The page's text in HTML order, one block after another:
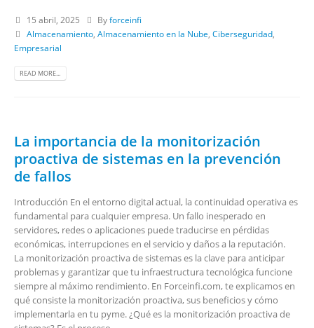
15 abril, 2025 Byforceinfi
Almacenamiento, Almacenamiento en la Nube Ciberseguridad,
Empresarial
READ MORE...
La importancia de la monitorización
proactiva de sistemas en la prevención
de fallos
Introducción En el entorno digital actual, la continuidad operativa es
fundamental para cualquier empresa. Un fallo inesperado en
servidores, redes o aplicaciones puede traducirse en pérdidas
económicas, interrupciones en el servicio y daños a la reputación.
La monitorización proactiva de sistemas es la clave para anticipar
problemas y garantizar que tu infraestructura tecnológica funcione
siempre al máximo rendimiento. En Forceinfi.com, te explicamos en
qué consiste la monitorización proactiva, sus beneficios y cómo
implementarla en tu pyme. ¿Qué es la monitorización proactiva de